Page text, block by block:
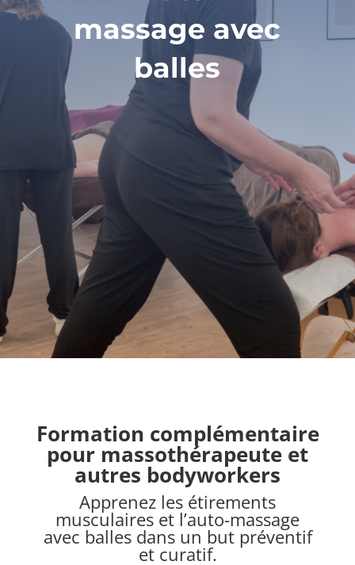
massage avec
balles
Formation complémentaire
pour massothérapeute et
autres bodyworkers
Apprenez les étirements
musculaires et l’auto-massage
avec balles dans un but préventif
et curatif.